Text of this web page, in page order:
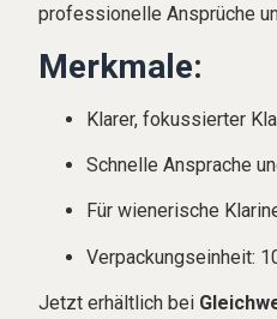
professionelle Ansprüche
Merkmale:
Klarer, fokussierter
Schnelle Ansprache
Für wienerische
Verpackungseinheit:
Jetzt erhältlich bei